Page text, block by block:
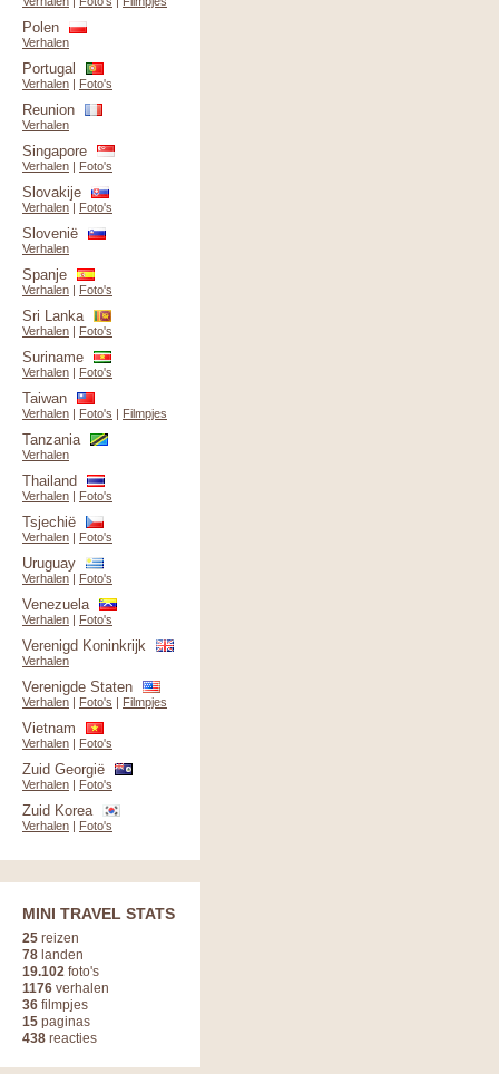
Polen
Verhalen
Portugal
Verhalen | Foto's
Reunion
Verhalen
Singapore
Verhalen | Foto's
Slovakije
Verhalen | Foto's
Slovenië
Verhalen
Spanje
Verhalen | Foto's
Sri Lanka
Verhalen | Foto's
Suriname
Verhalen | Foto's
Taiwan
Verhalen | Foto's | Filmpjes
Tanzania
Verhalen
Thailand
Verhalen | Foto's
Tsjechië
Verhalen | Foto's
Uruguay
Verhalen | Foto's
Venezuela
Verhalen | Foto's
Verenigd Koninkrijk
Verhalen
Verenigde Staten
Verhalen | Foto's | Filmpjes
Vietnam
Verhalen | Foto's
Zuid Georgië
Verhalen | Foto's
Zuid Korea
Verhalen | Foto's
MINI TRAVEL STATS
25 reizen
78 landen
19.102 foto's
1176 verhalen
36 filmpjes
15 paginas
438 reacties